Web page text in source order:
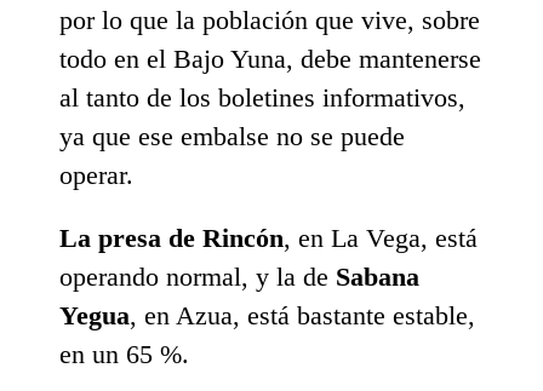
por lo que la población que vive, sobre
todo en el Bajo Yuna, debe mantenerse
al tanto de los boletines informativos,
ya que ese embalse no se puede
operar.
La presa de Rincón, en La Vega, está
operando normal, y la de Sabana
Yegua, en Azua, está bastante estable,
en un 65 %.